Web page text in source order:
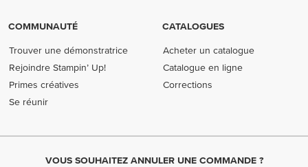
COMMUNAUTÉ
Trouver une démonstratrice
Rejoindre Stampin’ Up!
Primes créatives
Se réunir
CATALOGUES
Acheter un catalogue
Catalogue en ligne
Corrections
VOUS SOUHAITEZ ANNULER UNE COMMANDE ?